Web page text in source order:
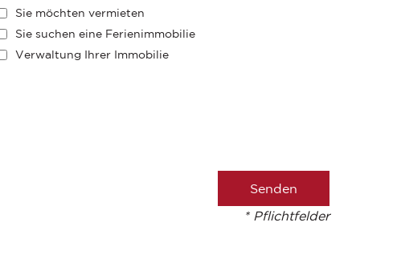
Sie möchten vermieten
Sie suchen eine Ferienimmobilie
Verwaltung Ihrer Immobilie
* Pflichtfelder